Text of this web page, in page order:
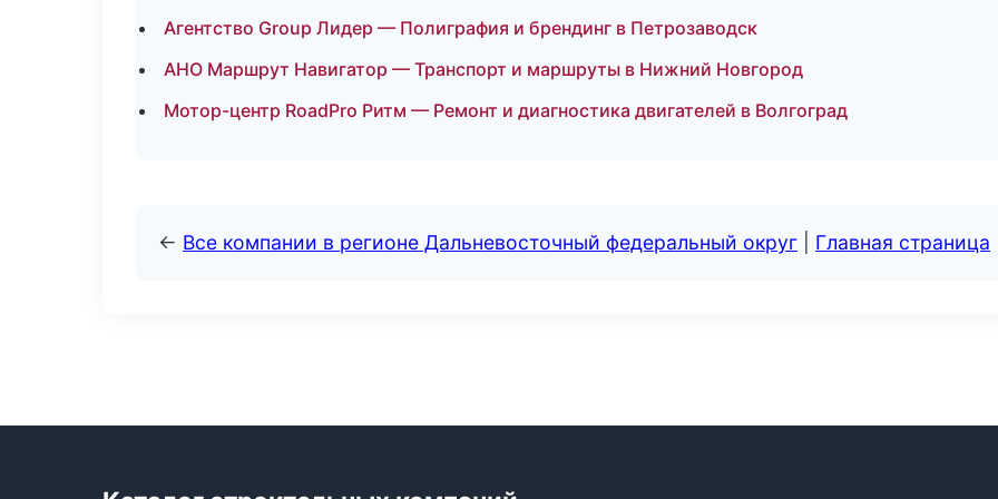
Агентство Group Лидер — Полиграфия и брендинг в Петрозаводск
АНО Маршрут Навигатор — Транспорт и маршруты в Нижний Новгород
Мотор-центр RoadPro Ритм — Ремонт и диагностика двигателей в Волгоград
← Все компании в регионе Дальневосточный федеральный округ Главная страница